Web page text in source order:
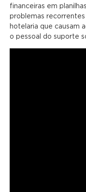
financeiras em
problemas
hotelaria que causam
o pessoal do suporte